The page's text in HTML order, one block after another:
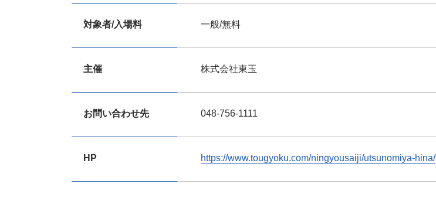
対象者/入場料 一般/無料
主催 株式会社東玉
お問い合わせ先 048-756-1111
HP https://www.tougyoku.com/ningyousaiji/utsunomiya-hina/